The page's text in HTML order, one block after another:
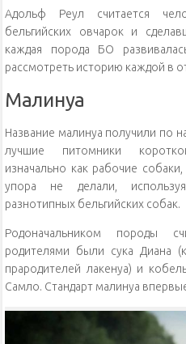
Адольф Реул считается
бельгийских овчарок и
каждая порода БО
рассмотреть историю каждой в
Малинуа
Название малинуа получили по
лучшие питомники
изначально как рабочие
упора не делали,
разнотипных бельгийских собак.
Родоначальником породы
родителями были сука Диана
прародителей лакенуа) и
Самло. Стандарт малинуа